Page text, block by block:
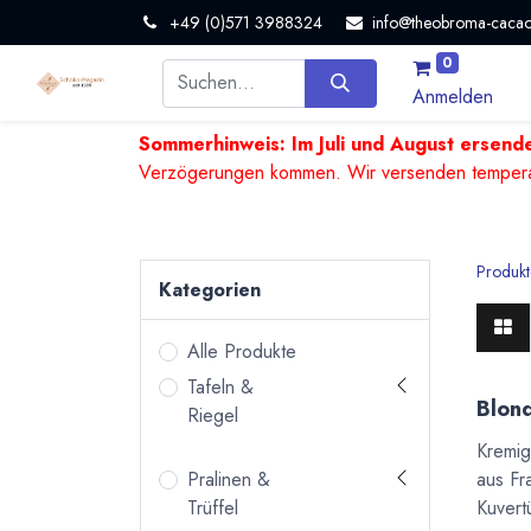
+49 (0)571 3988324 info@theobroma-
0
Anmelden
Sommerhinweis: Im Juli und August
Verzögerungen kommen. Wir versenden
Kategorien
Alle Produkte
Tafeln &
Riegel
Pralinen &
Trüffel
aus